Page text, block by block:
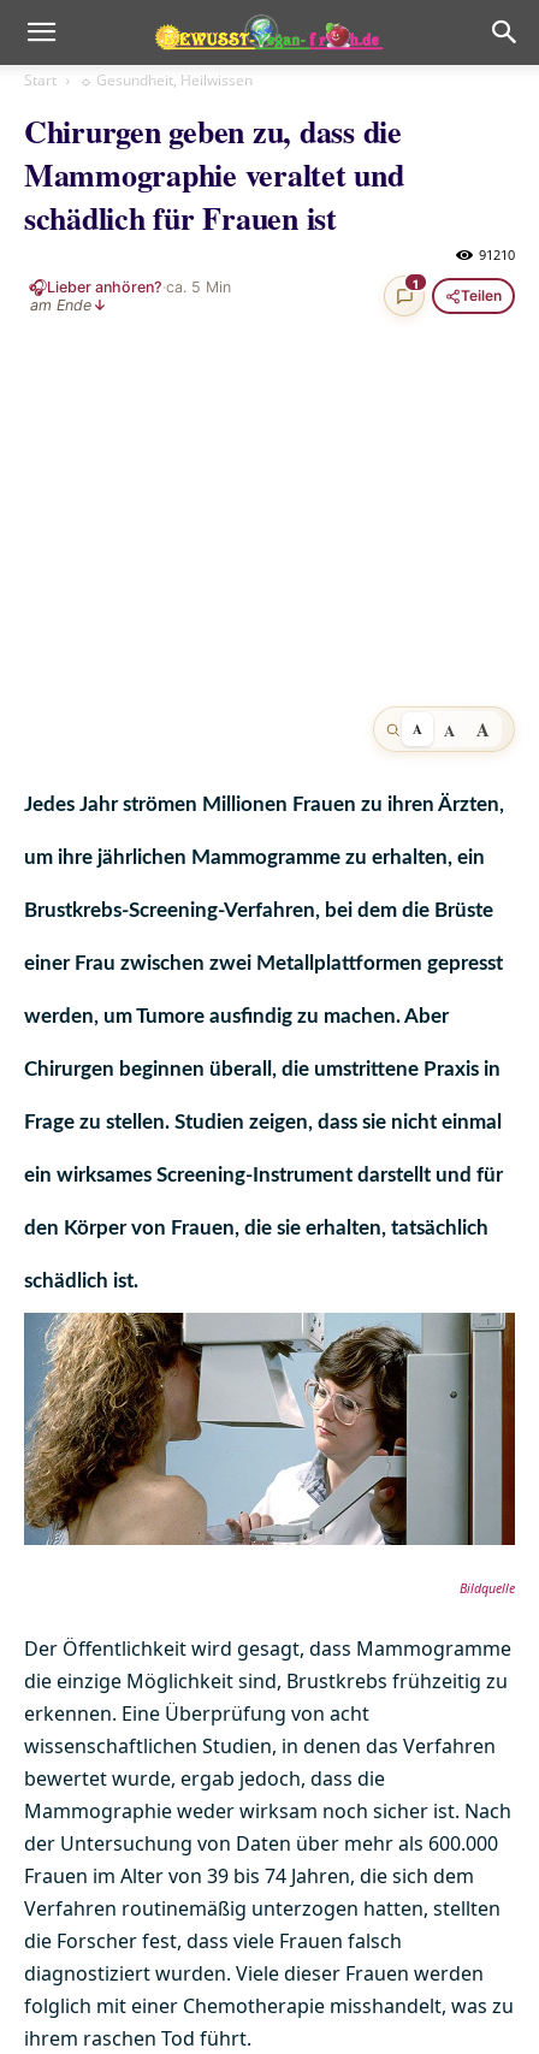
Start ☼ Gesundheit, Heilwissen
Chirurgen geben zu, dass die
Mammographie veraltet und
schädlich für Frauen ist
91210
🎧Lieber anhören?·ca. 5 Min
am Ende ↓
1
Teilen
A A A
Jedes Jahr strömen Millionen Frauen zu ihren Ärzten,
um ihre jährlichen Mammogramme zu erhalten, ein
Brustkrebs-Screening-Verfahren, bei dem die Brüste
einer Frau zwischen zwei Metallplattformen gepresst
werden, um Tumore ausfindig zu machen. Aber
Chirurgen beginnen überall, die umstrittene Praxis in
Frage zu stellen. Studien zeigen, dass sie nicht einmal
ein wirksames Screening-Instrument darstellt und für
den Körper von Frauen, die sie erhalten, tatsächlich
schädlich ist.
Bildquelle
Der Öffentlichkeit wird gesagt, dass Mammogramme
die einzige Möglichkeit sind, Brustkrebs frühzeitig zu
erkennen. Eine Überprüfung von acht
wissenschaftlichen Studien, in denen das Verfahren
bewertet wurde, ergab jedoch, dass die
Mammographie weder wirksam noch sicher ist. Nach
der Untersuchung von Daten über mehr als 600.000
Frauen im Alter von 39 bis 74 Jahren, die sich dem
Verfahren routinemäßig unterzogen hatten, stellten
die Forscher fest, dass viele Frauen falsch
diagnostiziert wurden. Viele dieser Frauen werden
folglich mit einer Chemotherapie misshandelt, was zu
ihrem raschen Tod führt.